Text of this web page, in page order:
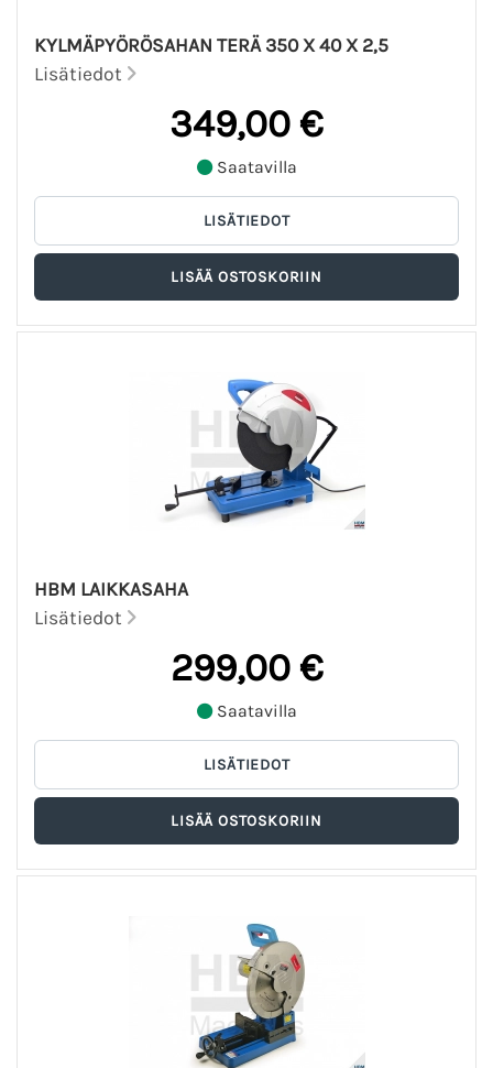
KYLMÄPYÖRÖSAHAN TERÄ 350 X 40 X 2,5
Lisätiedot
349,00 €
Saatavilla
HBM LAIKKASAHA
Lisätiedot
299,00 €
Saatavilla